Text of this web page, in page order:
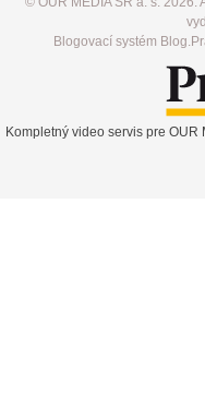
Blogovací systém
Kompletný video servis pre OUR